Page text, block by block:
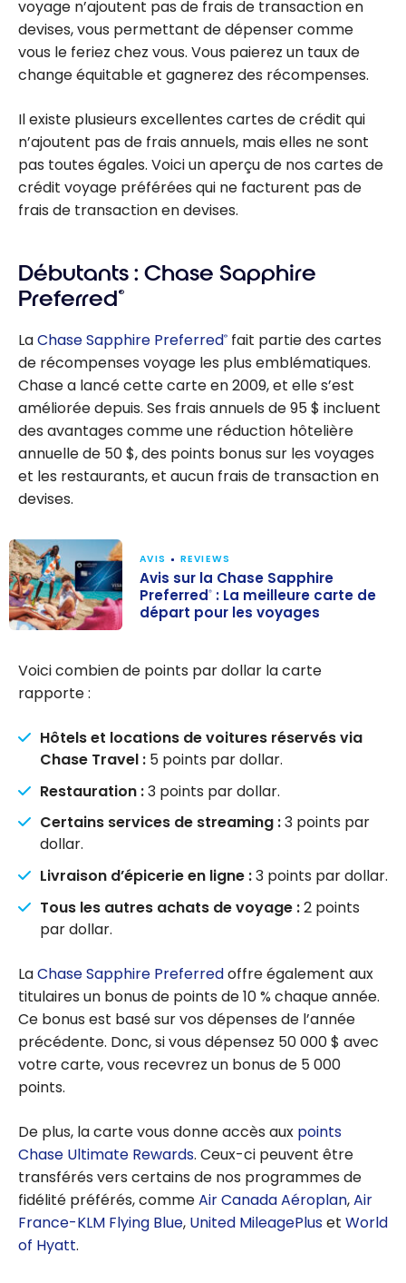
voyage n’ajoutent pas de frais de transaction en
devises, vous permettant de dépenser comme
vous le feriez chez vous. Vous paierez un taux de
change équitable et gagnerez des récompenses.
Il existe plusieurs excellentes cartes de crédit qui
n’ajoutent pas de frais annuels, mais elles ne sont
pas toutes égales. Voici un aperçu de nos cartes de
crédit voyage préférées qui ne facturent pas de
frais de transaction en devises.
Débutants : Chase Sapphire
Preferred®
LaChase Sapphire Preferred® fait partie des cartes
de récompenses voyage les plus emblématiques.
Chase a lancé cette carte en 2009, et elle s’est
améliorée depuis. Ses frais annuels de 95 $ incluent
des avantages comme une réduction hôtelière
annuelle de 50 $, des points bonus sur les voyages
et les restaurants, et aucun frais de transaction en
devises.
Chase Sapphire
Preferred: La
de départ pour
les voyages
AVIS REVIEWS
Avis sur la Chase Sapphire
Preferred® : La meilleure carte de
départ pour les voyages
Voici combien de points par dollar la carte
rapporte :
Hôtels et locations de voitures réservés via
Chase Travel : 5 points par dollar.
Restauration :3 points par dollar.
Certains services de streaming :3 points par
dollar.
Livraison d’épicerie en ligne :3 points par dollar.
Tous les autres achats de voyage :2 points
par dollar.
LaChase Sapphire Preferredoffre également aux
titulaires un bonus de points de 10 % chaque année.
Ce bonus est basé sur vos dépenses de l’année
précédente. Donc, si vous dépensez 50 000 $ avec
votre carte, vous recevrez un bonus de 5 000
points.
De plus, la carte vous donne accès aux points
Chase Ultimate Rewards. Ceux-ci peuvent être
transférés vers certains de nos programmes de
fidélité préférés, commeAir Canada Aéroplan,Air
France-KLM Flying Blue, United MileagePluset World
of Hyatt.